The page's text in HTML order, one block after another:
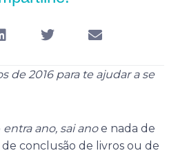
de 2016 para te ajudar a se
entra ano, sai anoe nada de
conclusão de livros ou de